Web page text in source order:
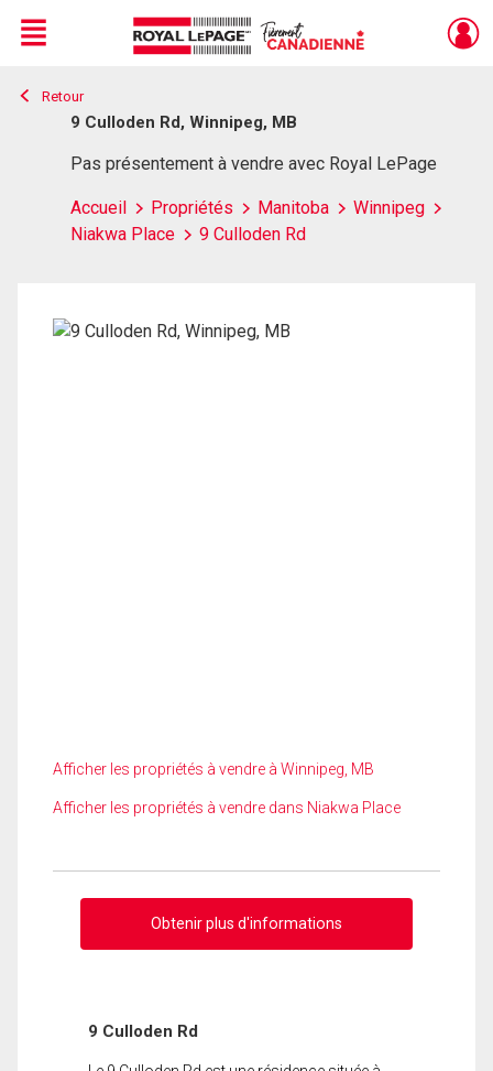
Live
En Direct
Menu
Retour
9 Culloden Rd, Winnipeg, MB
Pas présentement à vendre avec Royal LePage
Accueil Propriétés Manitoba
Winnipeg
Niakwa Place
9 Culloden Rd
Afficher les propriétés à vendre à Winnipeg, MB
Afficher les propriétés à vendre dans Niakwa Place
Obtenir plus d'informations
9 Culloden Rd